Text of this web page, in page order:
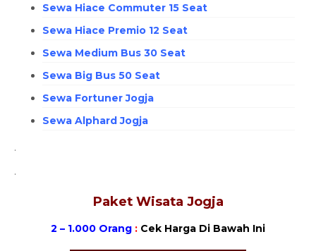
Sewa Hiace Commuter 15 Seat
Sewa Hiace Premio 12 Seat
Sewa Medium Bus 30 Seat
Sewa Big Bus 50 Seat
Sewa Fortuner Jogja
Sewa Alphard Jogja
.
.
Paket Wisata Jogja
2 – 1.000 Orang : Cek Harga Di Bawah Ini